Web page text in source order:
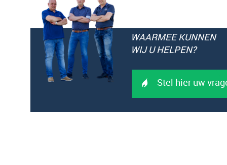
WAARMEE KUNNEN
WIJ U HELPEN?
Stel hier uw